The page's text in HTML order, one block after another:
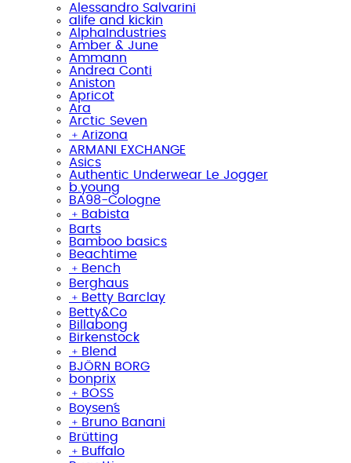
Alessandro Salvarini
alife and kickin
AlphaIndustries
Amber & June
Ammann
Andrea Conti
Aniston
Apricot
Ara
Arctic Seven
﹢ Arizona
ARMANI EXCHANGE
Asics
Authentic Underwear Le Jogger
b.young
BA98-Cologne
﹢ Babista
Barts
Bamboo basics
Beachtime
﹢ Bench
Berghaus
﹢ Betty Barclay
Betty&Co
Billabong
Birkenstock
﹢ Blend
BJÖRN BORG
bonprix
﹢ BOSS
Boysen´s
﹢ Bruno Banani
Brütting
﹢ Buffalo